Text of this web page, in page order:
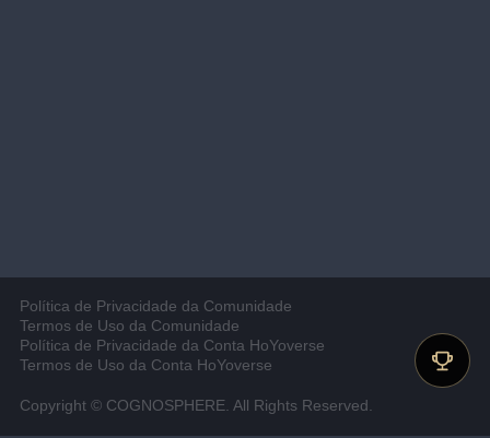
Política de Privacidade da Comunidade
Termos de Uso da Comunidade
Política de Privacidade da Conta HoYoverse
Termos de Uso da Conta HoYoverse
Copyright © COGNOSPHERE. All Rights Reserved.